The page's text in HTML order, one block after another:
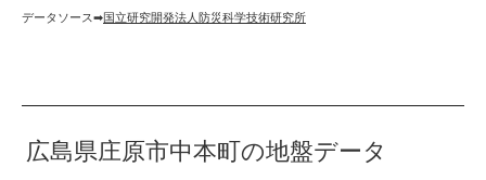
データソース➡︎国立研究開発法人防災科学技術研究所
広島県庄原市中本町の地盤データ